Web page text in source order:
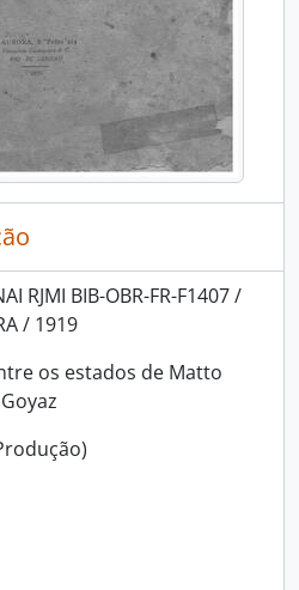
RJMI BIB-OBR-FR-F1407 /
/ 1919
os estados de Matto